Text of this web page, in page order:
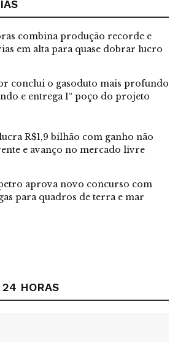
inovação
Ceará destaque
combina produção recorde e
em alta para quase dobrar lucro
conclui o gasoduto mais profundo
e entrega 1º poço do projeto
R$1,9 bilhão com ganho não
e avanço no mercado livre
aprova novo concurso com
para quadros de terra e mar
HORAS